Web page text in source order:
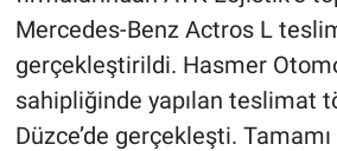
Mercedes-Benz Actros L
gerçekleştirildi. Hasmer
sahipliğinde yapılan teslimat
Düzce’de gerçekleşti.